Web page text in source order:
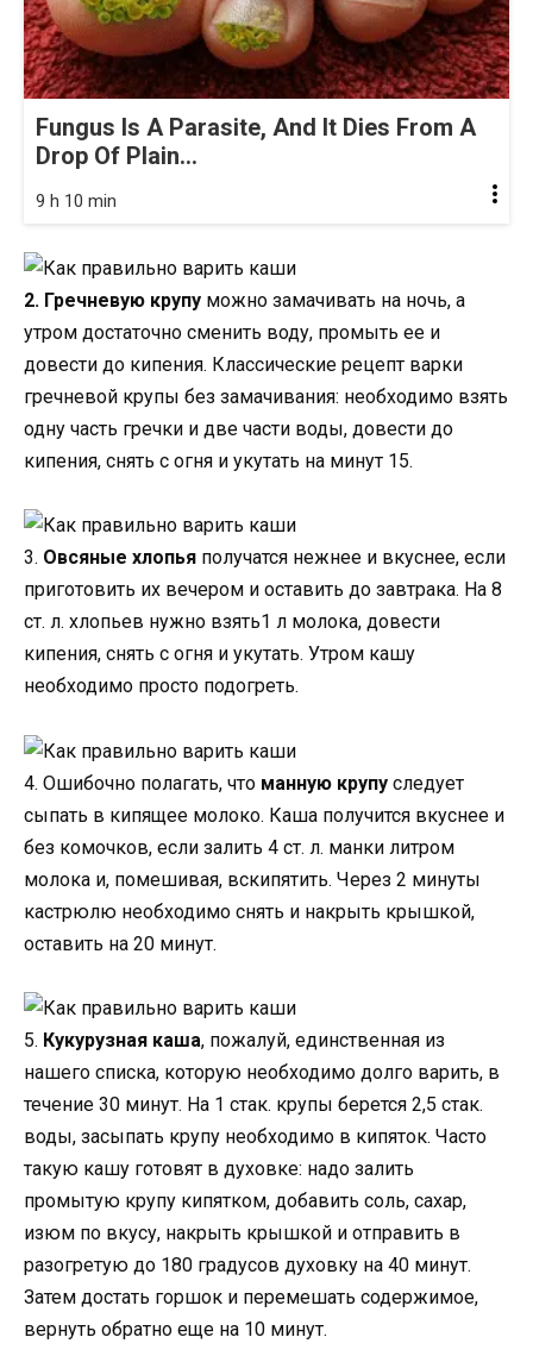
Fungus Is A Parasite, And It Dies From A
Drop Of Plain...
9 h 10 min
2. Гречневую крупу можно замачивать на ночь, а
утром достаточно сменить воду, промыть ее и
довести до кипения. Классические рецепт варки
гречневой крупы без замачивания: необходимо взять
одну часть гречки и две части воды, довести до
кипения, снять с огня и укутать на минут 15.
3. Овсяные хлопья получатся нежнее и вкуснее, если
приготовить их вечером и оставить до завтрака. На 8
ст. л. хлопьев нужно взять1 л молока, довести
кипения, снять с огня и укутать. Утром кашу
необходимо просто подогреть.
4. Ошибочно полагать, что манную крупу следует
сыпать в кипящее молоко. Каша получится вкуснее и
без комочков, если залить 4 ст. л. манки литром
молока и, помешивая, вскипятить. Через 2 минуты
кастрюлю необходимо снять и накрыть крышкой,
оставить на 20 минут.
5. Кукурузная каша, пожалуй, единственная из
нашего списка, которую необходимо долго варить, в
течение 30 минут. На 1 стак. крупы берется 2,5 стак.
воды, засыпать крупу необходимо в кипяток. Часто
такую кашу готовят в духовке: надо залить
промытую крупу кипятком, добавить соль, сахар,
изюм по вкусу, накрыть крышкой и отправить в
разогретую до 180 градусов духовку на 40 минут.
Затем достать горшок и перемешать содержимое,
вернуть обратно еще на 10 минут.